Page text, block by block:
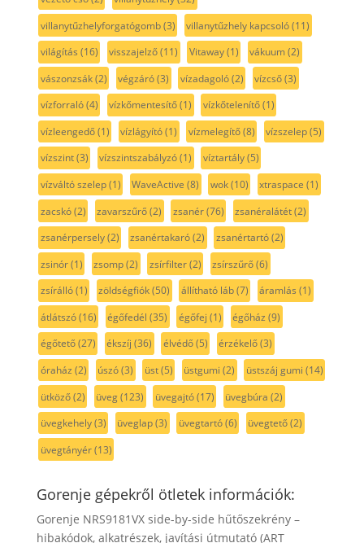
villanytűzhelyforgatógomb(3) villanytűzhely kapcsoló(11)
világítás (16) visszajelző(11) Vitaway(1) vákuum(2)
vászonzsák(2) végzáró(3) vízadagoló(2) vízcső(3)
vízforraló(4) vízkőmentesítő(1) vízkőtelenítő(1)
vízleengedő(1) vízlágyító(1) vízmelegítő(8) vízszelep(5)
vízszint(3) vízszintszabályzó(1) víztartály(5)
vízváltó szelep(1) WaveActive (8) wok(10) xtraspace (1)
zacskó(2) zavarszűrő(2) zsanér(76) zsanéralátét(2)
zsanérpersely(2) zsanértakaró(2) zsanértartó(2)
zsinór(1) zsomp(2) zsírfilter(2) zsírszűrő(6)
zsírálló(1) zöldségfiók(50) állítható láb(7) áramlás (1)
átlátszó(16) égőfedél (35) égőfej (1) égőház (9)
égőtető(27) ékszíj (36) élvédő(5) érzékelő(3)
óraház (2) úszó(3) üst(5) üstgumi (2) üstszáj gumi (14)
ütköző(2) üveg(123) üvegajtó(17) üvegbúra (2)
üvegkehely(3) üveglap(3) üvegtartó(6) üvegtető(2)
üvegtányér(13)
Gorenje gépekről ötletek információk:
Gorenje NRS9181VX side-by-side hűtőszekrény –
hibakódok, alkatrészek, javítási útmutató (ART